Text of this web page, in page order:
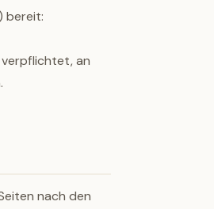
bereit:
verpflichtet, an
nach den